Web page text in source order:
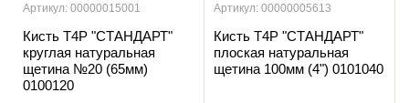
Артикул: 00000015001
Кисть T4P "СТАНДАРТ"
круглая натуральная
щетина №20 (65мм)
0100120
Артикул: 00000005613
Кисть T4P "СТАНДАРТ"
плоская натуральная
щетина 100мм (4") 0101040